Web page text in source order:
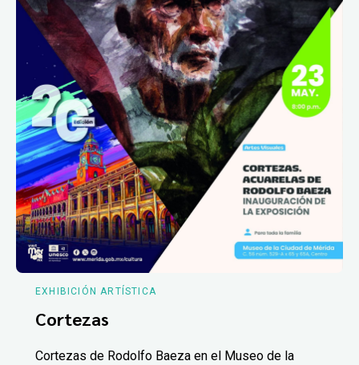
EXHIBICIÓN ARTÍSTICA
Cortezas
Cortezas de Rodolfo Baeza en el Museo de la